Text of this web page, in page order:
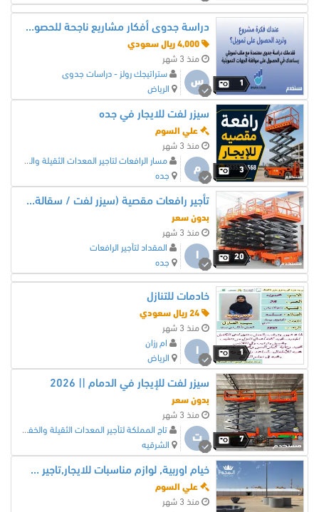
1
دراسة جدوى أفكار مشاريع ناجحة للحصول على تمويل
منذ 3 شهر
س
ستراتيجك رولز - دراسات جدوى
الرياض
3
سيزر لفت للايجار في جده
علي السوم
منذ 3 شهر
م
مسار الرافعات لتاجير المعدات الثقيلة والخفيفة
جده
20
تأجير رافعات مقصية (سيزر لفت / سقالة كهربائية) في جدة
بدون سعر
منذ 3 شهر
ا
المقداد لتأجير الرافعات
جده
1
خادمات للتنازل
منذ 3 شهر
ا
ام رزان
الرياض
7
سيزر لفت للإيجار في الدمام || 2026
بدون سعر
منذ 3 شهر
ت
تاج المملكة لتأجير المعدات الثقيلة والخفيفة
الشرقيه
خيام اوربية, لوازم مناسبات للايجار,تاجير كنب, تأجير طاولات وكراس
علي السوم
منذ 3 شهر